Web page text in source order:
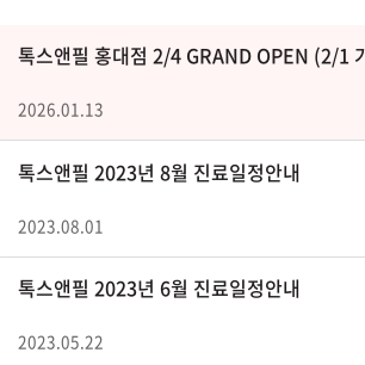
톡스앤필 홍대점 2/4 GRAND OPEN (2/1
2026.01.13
톡스앤필 2023년 8월 진료일정안내
2023.08.01
톡스앤필 2023년 6월 진료일정안내
2023.05.22